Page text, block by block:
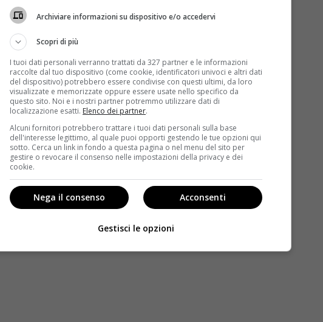
stagione, e
stagione: lo spoiler
che succederà durante l’ultima puntata di
e ha in serbo per i fan moltissime sorprese. L’episodio
di Beatrice – che chiama Blanca durante la notte,
. Una serie di eventi fanno però scoprire che l’uomo è
all’ipotesi del suicidio, preferendo infatti
di Russo, e proprio lì lei e la sua
sul presunto assassino di Beatrice.
Archiviare informazioni su dispositivo e/o accedervi
Scopri di più
I tuoi dati personali verranno trattati da 327 partner e le informazioni
raccolte dal tuo dispositivo (come cookie, identificatori univoci e altri dati
del dispositivo) potrebbero essere condivise con questi ultimi, da loro
visualizzate e memorizzate oppure essere usate nello specifico da
questo sito. Noi e i nostri partner potremmo utilizzare dati di
localizzazione esatti. Elenco dei partner.
Alcuni fornitori potrebbero trattare i tuoi dati personali sulla base
dell'interesse legittimo, al quale puoi opporti gestendo le tue opzioni qui
sotto. Cerca un link in fondo a questa pagina o nel menu del sito per
gestire o revocare il consenso nelle impostazioni della privacy e dei
cookie.
Acconsenti
Nega il consenso
Gestisci le opzioni